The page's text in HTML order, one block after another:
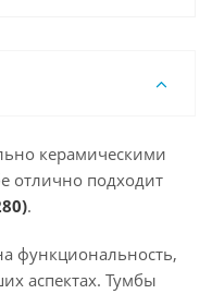
керамическими
отлично подходит
).
функциональность,
аспектах. Тумбы